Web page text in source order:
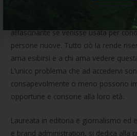
persone con cui interagiscono.
affascinante se venisse usata per
persone nuove. Tutto ciò la rende
ama esibirsi e a chi ama vedere
L’unico problema che ad accedervi
consapevolmente o meno possono
opportune e consone alla loro età.
Laureata in editoria e giornalismo ed
e brand administration, si dedica alla